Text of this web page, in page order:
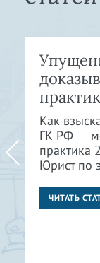
Как
ГК РФ —
практика
Юрист по
ЧИТАТЬ